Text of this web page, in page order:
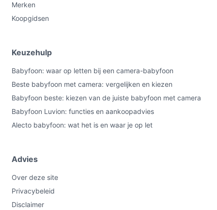
Merken
Koopgidsen
Keuzehulp
Babyfoon: waar op letten bij een camera-babyfoon
Beste babyfoon met camera: vergelijken en kiezen
Babyfoon beste: kiezen van de juiste babyfoon met camera
Babyfoon Luvion: functies en aankoopadvies
Alecto babyfoon: wat het is en waar je op let
Advies
Over deze site
Privacybeleid
Disclaimer